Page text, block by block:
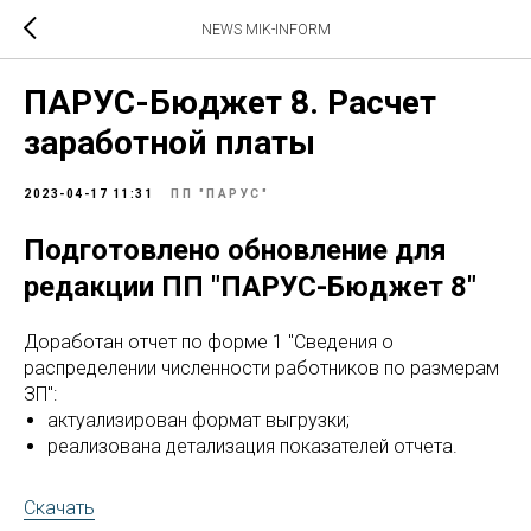
NEWS MIK-INFORM
ПАРУС-Бюджет 8. Расчет
заработной платы
2023-04-17 11:31 ПП "ПАРУС"
Подготовлено обновление для
редакции ПП "ПАРУС-Бюджет 8"
Доработан отчет по форме 1 "Сведения о
распределении численности работников по размерам
ЗП":
актуализирован формат выгрузки;
реализована детализация показателей отчета.
Скачать